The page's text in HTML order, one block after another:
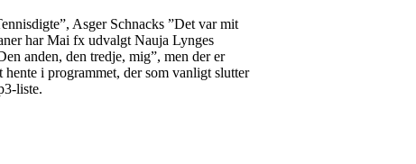
Asger Schnacks ”Det var mit
har Mai fx udvalgt Nauja Lynges
anden, den tredje, mig”, men der er
i programmet, der som vanligt slutter
liste.